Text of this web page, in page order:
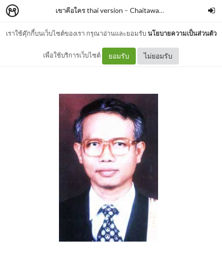
เราใช้คุ๊กกี้บนเว็บไซต์ของเรา กรุณาอ่านและยอมรับนโยบายความเป็นส่วนตัว
เพื่อใช้บริการเว็บไซต์ ยอมรับ ไม่ยอมรับ
เขาคือใคร thai version – Chaitawat Marc Seephongsai
สมชาย นีละไพจิตร